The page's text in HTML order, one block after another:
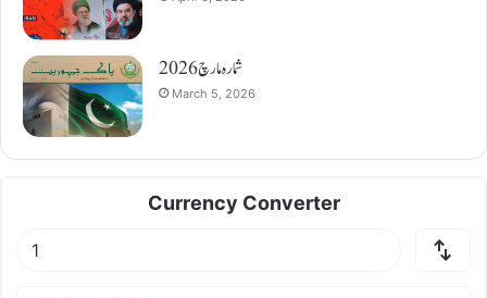
شمارہ مارچ 2026
March 5, 2026
Currency Converter